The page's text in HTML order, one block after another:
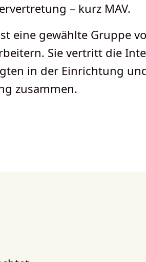
– kurz MAV.
eine gewählte Gruppe
Sie vertritt die
in der Einrichtung
zusammen.